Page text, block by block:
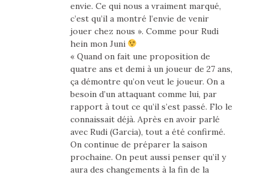
envie. Ce qui nous a vraiment marqué,
c’est qu’il a montré l’envie de venir
jouer chez nous ». Comme pour Rudi
hein mon Juni
« Quand on fait une proposition de
quatre ans et demi à un joueur de 27 ans,
ça démontre qu’on veut le joueur. On a
besoin d’un attaquant comme lui, par
rapport à tout ce qu’il s’est passé. Flo le
connaissait déjà. Après en avoir parlé
avec Rudi (Garcia), tout a été confirmé.
On continue de préparer la saison
prochaine. On peut aussi penser qu’il y
aura des changements à la fin de la